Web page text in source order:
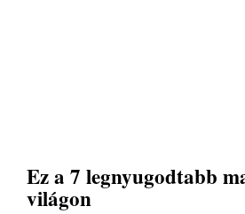
Ez a 7 legnyugodtabb
világon